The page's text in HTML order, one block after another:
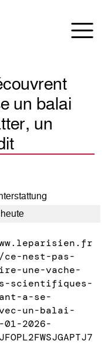
un balai
un
nest-pas-
une-vache-
scientifiques-
a-se-
un-balai-
01-2026-